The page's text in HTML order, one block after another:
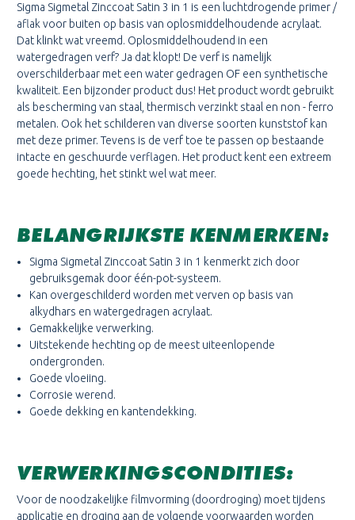
Sigma Sigmetal Zinccoat Satin 3 in 1 is een luchtdrogende primer /
aflak voor buiten op basis van oplosmiddelhoudende acrylaat.
Dat klinkt wat vreemd. Oplosmiddelhoudend in een
watergedragen verf? Ja dat klopt! De verf is namelijk
overschilderbaar met een water gedragen OF een synthetische
kwaliteit. Een bijzonder product dus! Het product wordt gebruikt
als bescherming van staal, thermisch verzinkt staal en non - ferro
metalen. Ook het schilderen van diverse soorten kunststof kan
met deze primer. Tevens is de verf toe te passen op bestaande
intacte en geschuurde verflagen. Het product kent een extreem
goede hechting, het stinkt wel wat meer.
BELANGRIJKSTE KENMERKEN:
Sigma Sigmetal Zinccoat Satin 3 in 1 kenmerkt zich door
gebruiksgemak door één-pot-systeem.
Kan overgeschilderd worden met verven op basis van
alkydhars en watergedragen acrylaat.
Gemakkelijke verwerking.
Uitstekende hechting op de meest uiteenlopende
ondergronden.
Goede vloeiing.
Corrosie werend.
Goede dekking en kantendekking.
VERWERKINGSCONDITIES:
Voor de noodzakelijke filmvorming (doordroging) moet tijdens
applicatie en droging aan de volgende voorwaarden worden